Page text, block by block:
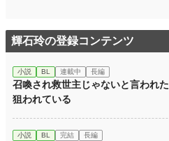
輝石玲の登録コンテンツ
小説 BL 連載中 長編
召喚され救世主じゃないと言われ
狙われている
小説 BL 完結 長編